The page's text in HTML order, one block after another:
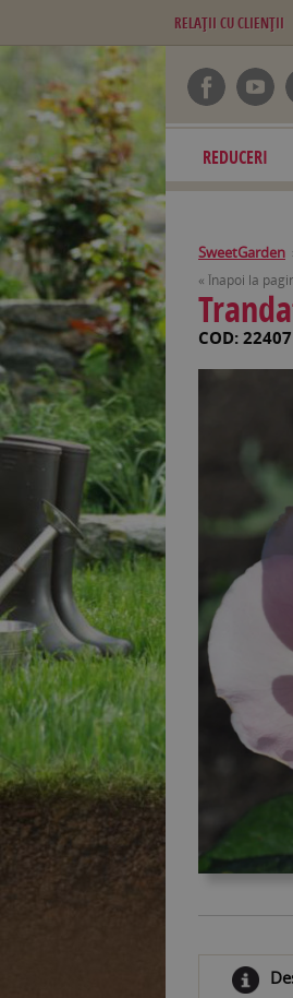
RELAŢII CU CLIENŢII
REDUCERI
SweetGarden
« Înapoi la
COD: 22407